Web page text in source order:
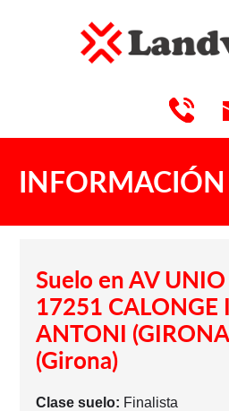
INFORMACIÓN
Suelo en AV
17251 CALONGE
ANTONI
(Girona)
Clase suelo: Finalista